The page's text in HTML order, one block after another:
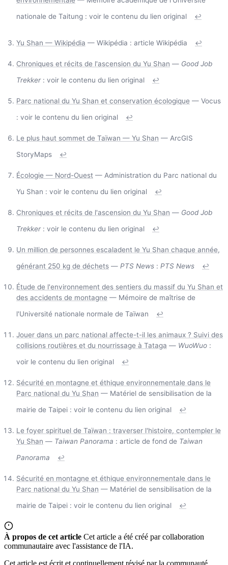
nationale de Taitung : voir le contenu du lien original
↩
Yu Shan — Wikipédia — Wikipédia : article Wikipédia ↩
Chroniques et récits de l'ascension du Yu Shan — Good Job
Trekker: voir le contenu du lien original ↩
Parc national du Yu Shan et conservation écologique — Vocus
: voir le contenu du lien original
↩
Le plus haut sommet de Taïwan — Yu Shan — ArcGIS
StoryMaps
↩
Écologie — Nord-Ouest — Administration du Parc national du
Yu Shan : voir le contenu du lien original
↩
Chroniques et récits de l'ascension du Yu Shan — Good Job
Trekker: voir le contenu du lien original ↩
Un million de personnes escaladent le Yu Shan chaque année,
générant 250 kg de déchets — PTS News : PTS News ↩
Étude de l'environnement des sentiers du massif du Yu Shan et
des accidents de montagne — Mémoire de maîtrise de
l'Université nationale normale de Taïwan
↩
Jouer dans un parc national affecte-t-il les animaux ? Suivi des
collisions routières et du nourrissage à Tataga — WuoWuo :
voir le contenu du lien original
↩
Sécurité en montagne et éthique environnementale dans le
Parc national du Yu Shan — Matériel de sensibilisation de la
mairie de Taipei : voir le contenu du lien original
↩
Le foyer spirituel de Taïwan : traverser l'histoire, contempler le
Yu Shan — Taiwan Panorama : article de fond de Taiwan
Panorama
↩
Sécurité en montagne et éthique environnementale dans le
Parc national du Yu Shan — Matériel de sensibilisation de la
mairie de Taipei : voir le contenu du lien original
↩
À propos de cet article Cet article a été créé par collaboration
communautaire avec l'assistance de l'IA.